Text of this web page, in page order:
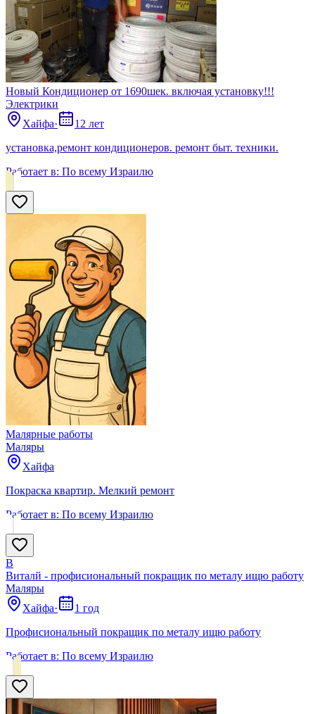
Новый Кондиционер от 1690шек. включая установку!!!
Электрики
Хайфа·
12 лет
установка,ремонт кондиционеров. ремонт быт. техники.
Работает в: По всему Израилю
Малярные работы
Маляры
Хайфа
Покраска квартир. Мелкий ремонт
Работает в: По всему Израилю
В
Виталй - профисиональный покращик по металу ищю работу
Маляры
Хайфа·
1 год
Профисиональный покращик по металу ищю работу
Работает в: По всему Израилю